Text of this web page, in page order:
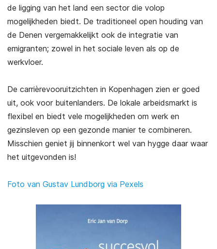
de ligging van het land een sector die volop
mogelijkheden biedt. De traditioneel open houding van
de Denen vergemakkelijkt ook de integratie van
emigranten; zowel in het sociale leven als op de
werkvloer.
De carrièrevooruitzichten in Kopenhagen zien er goed
uit, ook voor buitenlanders. De lokale arbeidsmarkt is
flexibel en biedt vele mogelijkheden om werk en
gezinsleven op een gezonde manier te combineren.
Misschien geniet jij binnenkort wel van hygge daar waar
het uitgevonden is!
Foto van Gustav Lundborg via Pexels